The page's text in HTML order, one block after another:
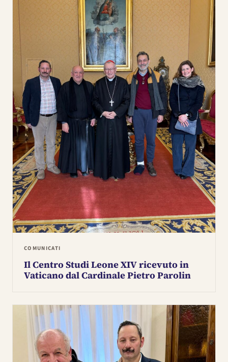
COMUNICATI
Il Centro Studi Leone XIV ricevuto in
Vaticano dal Cardinale Pietro Parolin